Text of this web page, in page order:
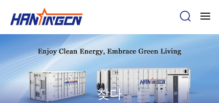
찾다